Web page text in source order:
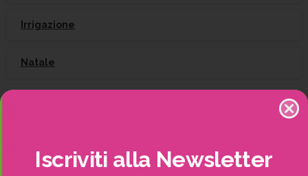
Irrigazione
Natale
Iscriviti alla Newsletter